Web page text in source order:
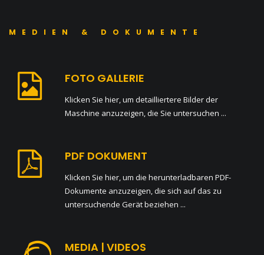
MEDIEN & DOKUMENTE
FOTO GALLERIE
Klicken Sie hier, um detailliertere Bilder der
Maschine anzuzeigen, die Sie untersuchen ...
PDF DOKUMENT
Klicken Sie hier, um die herunterladbaren PDF-
Dokumente anzuzeigen, die sich auf das zu
untersuchende Gerät beziehen ...
MEDIA | VIDEOS